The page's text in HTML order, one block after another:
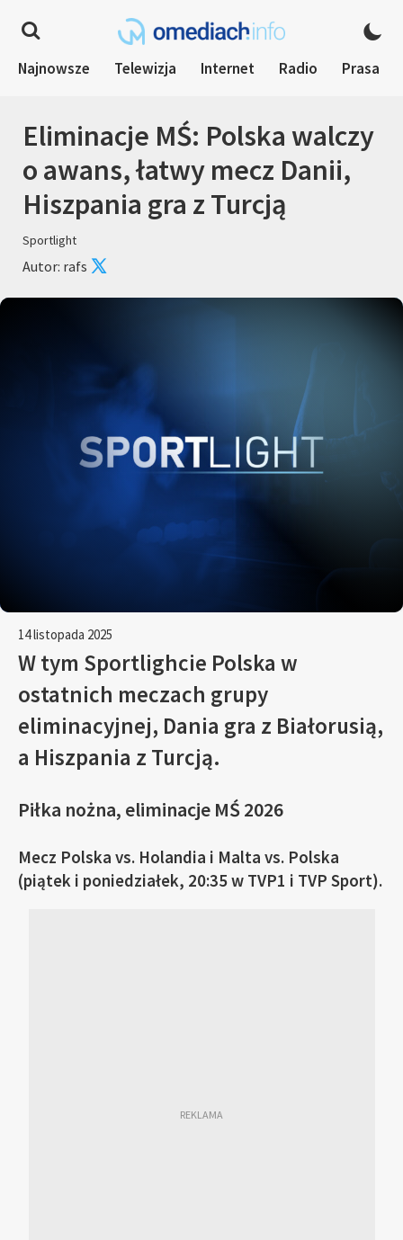
Najnowsze Telewizja Internet Radio Prasa
Eliminacje MŚ: Polska walczy
o awans, łatwy mecz Danii,
Hiszpania gra z Turcją
Sportlight
Autor: rafs
14 listopada 2025
W tym Sportlighcie Polska w
ostatnich meczach grupy
eliminacyjnej, Dania gra z Białorusią,
a Hiszpania z Turcją.
Piłka nożna, eliminacje MŚ 2026
Mecz Polska vs. Holandia i Malta vs. Polska
(piątek i poniedziałek, 20:35 w TVP1 i TVP Sport).